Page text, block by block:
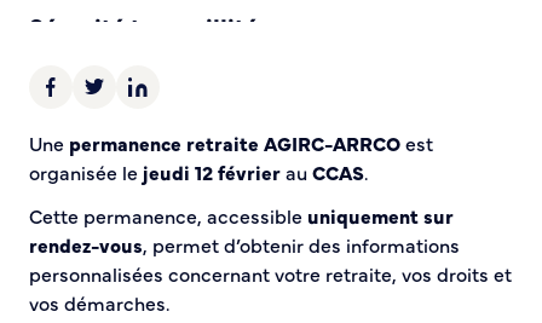
Une permanence retraite AGIRC-ARRCOest
organisée le jeudi 12 févrierauCCAS.
Cette permanence, accessible uniquement sur
rendez-vous, permet d’obtenir des informations
personnalisées concernant votre retraite, vos droits et
vos démarches.
Sécurité tranquillité
Police municipale
Tranquillité vacances
Vidéoprotection
Aide à l’installation d’alarmes
Horaires pour le bricolage et le jardinage
Infos pratiques